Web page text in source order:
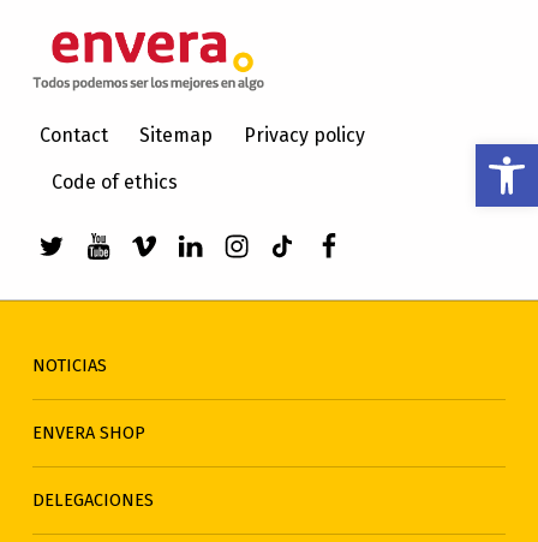
Abrir barra de herramientas
ATENCIÓN A PERSONAS CON DISCAPACIDAD INTELECTUAL
Contact Sitemap Privacy policy
Code of ethics
NOTICIAS
ENVERA SHOP
DELEGACIONES